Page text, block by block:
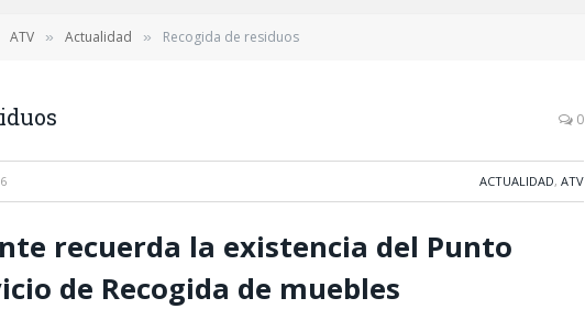
ATV » Actualidad » Recogida de residuos
0
ACTUALIDAD, ATV
recuerda la existencia del Punto
de Recogida de muebles